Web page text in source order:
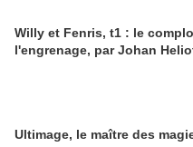
Willy et Fenris, t1 : le
l'engrenage, par Johan
Ultimage, le maître des